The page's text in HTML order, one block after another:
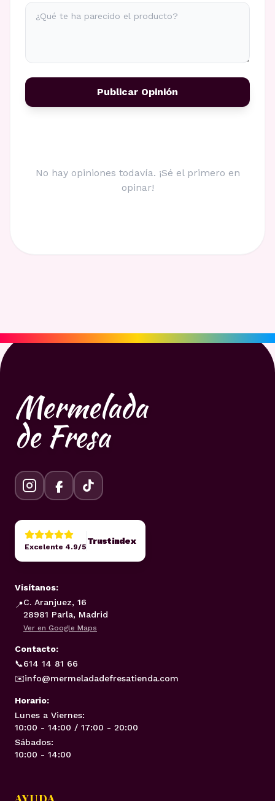
Publicar Opinión
No hay opiniones todavía. ¡Sé el primero en
opinar!
Mermelada
de Fresa
Excelente 4.9/5
Trustindex
Visítanos:
📍C. Aranjuez, 16
28981 Parla, Madrid
Ver en Google Maps
Contacto:
📞614 14 81 66
✉️info@mermeladadefresatienda.com
Horario:
Lunes a Viernes:
10:00 - 14:00 / 17:00 - 20:00
Sábados:
10:00 - 14:00